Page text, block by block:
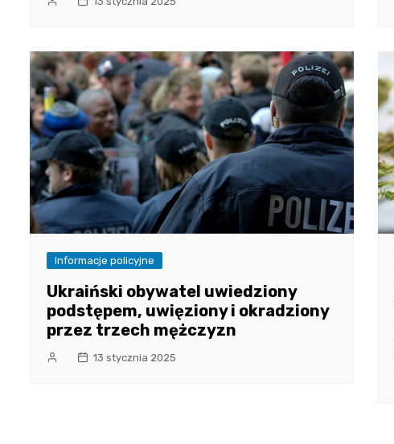
Informacje policyjne
Ukraiński obywatel uwiedziony
podstępem, uwięziony i okradziony
przez trzech mężczyzn
13 stycznia 2025